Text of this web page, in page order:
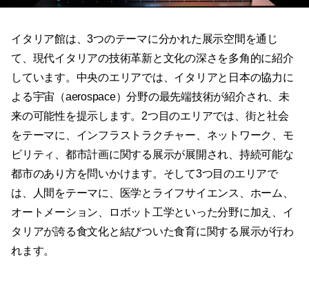
イタリア館は、3つのテーマに分かれた展示空間を通じ
て、現代イタリアの技術革新と文化の深さを多角的に紹介
しています。中央のエリアでは、イタリアと日本の協力に
よる宇宙（aerospace）分野の最先端技術が紹介され、未
来の可能性を提示します。2つ目のエリアでは、街と社会
をテーマに、インフラストラクチャー、ネットワーク、モ
ビリティ、都市計画に関する展示が展開され、持続可能な
都市のあり方を問いかけます。そして3つ目のエリアで
は、人間をテーマに、医学とライフサイエンス、ホーム、
オートメーション、ロボット工学といった分野に加え、イ
タリアが誇る食文化と結びついた食育に関する展示が行わ
れます。